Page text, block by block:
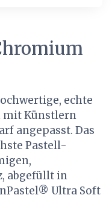
echte
mit Künstlern
angepasst. Das
Pastell-
abgefüllt in
Ultra Soft